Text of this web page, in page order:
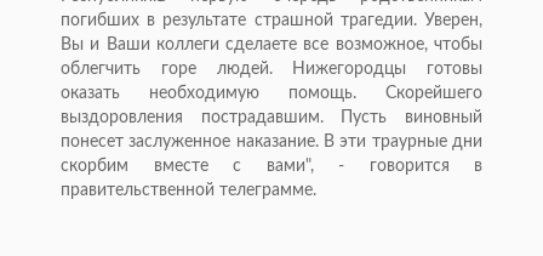
погибших в результате страшной трагедии. Уверен,
Вы и Ваши коллеги сделаете все возможное, чтобы
облегчить горе людей. Нижегородцы готовы
оказать необходимую помощь. Скорейшего
выздоровления пострадавшим. Пусть виновный
понесет заслуженное наказание. В эти траурные дни
скорбим вместе с вами", - говорится в
правительственной телеграмме.